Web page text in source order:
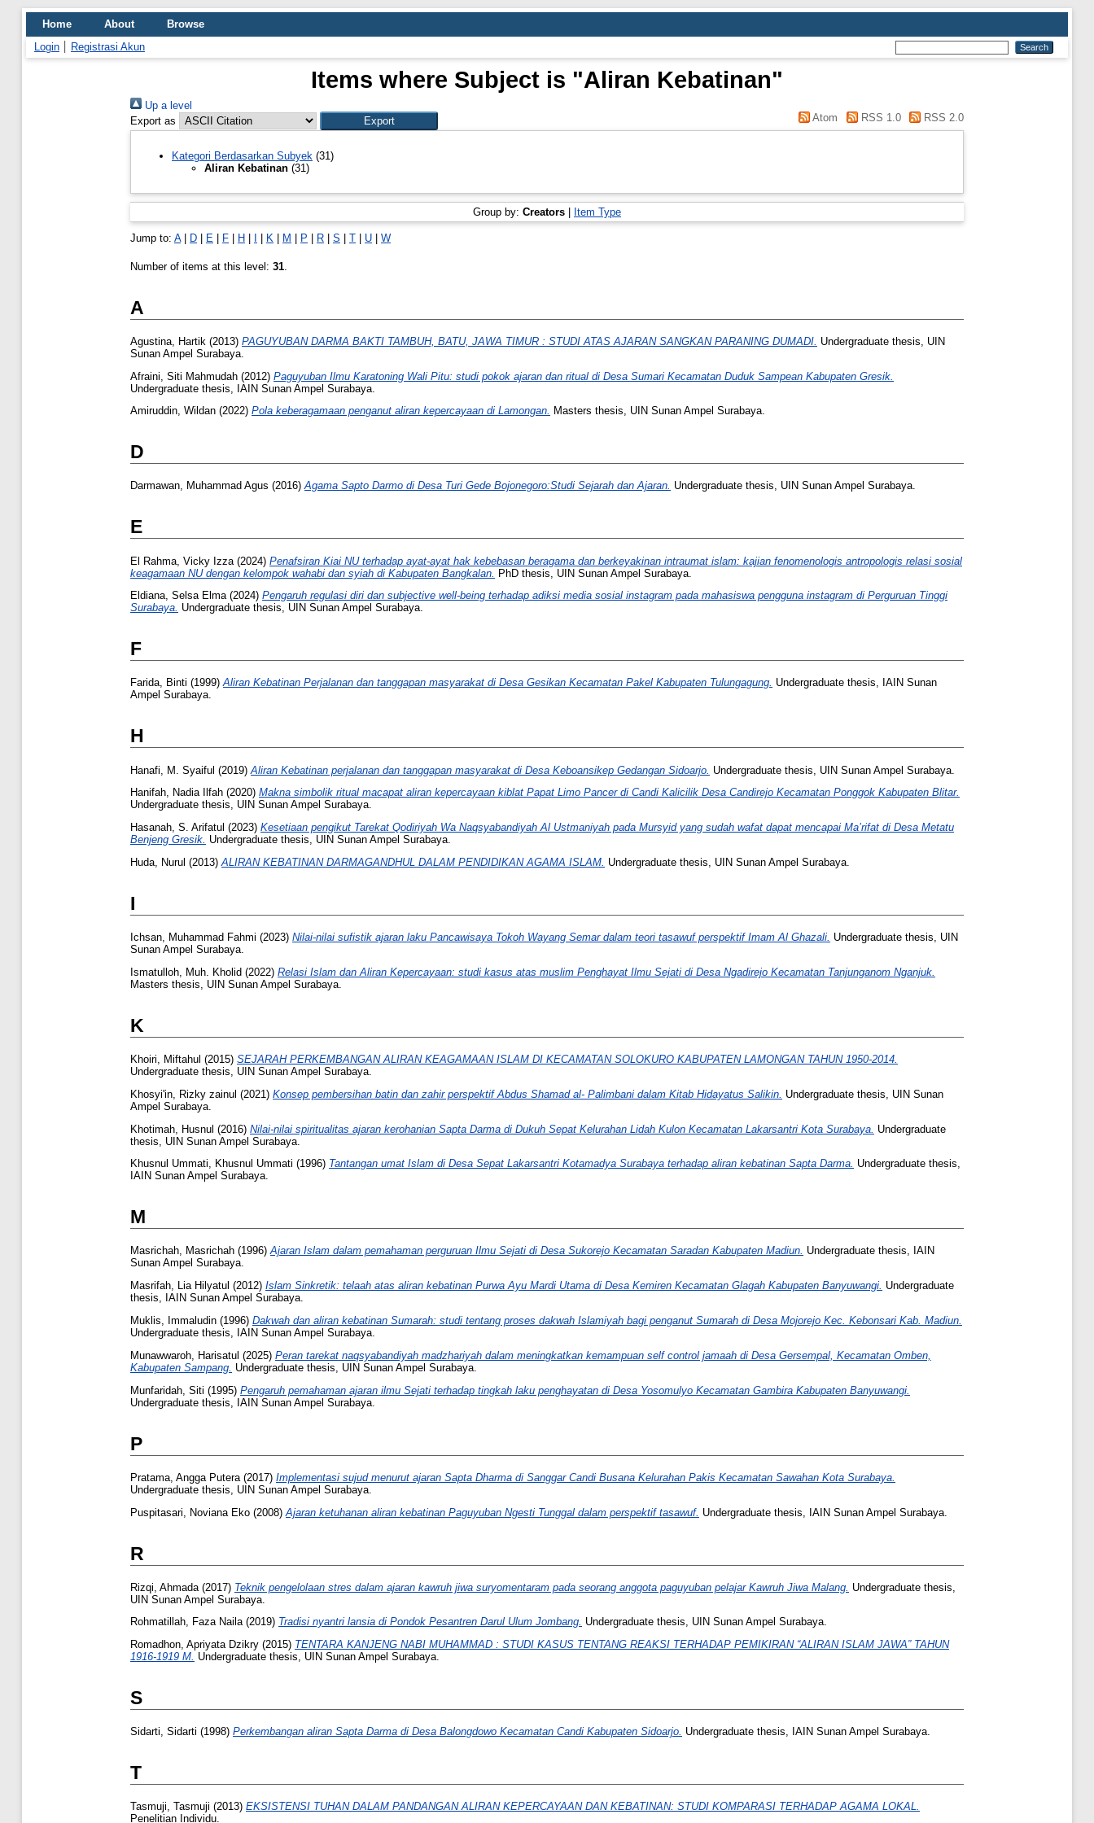
Home About
Browse
Login
Registrasi Akun
Items where Subject is "Aliran Kebatinan"
Up a level
Export as
Atom RSS 1.0 RSS 2.0
Kategori Berdasarkan Subyek (31)
Aliran Kebatinan (31)
Group by: Creators | Item Type
Jump to: A| D | E | F | H | I | K | M | P | R | S | T | U | W
Number of items at this level: 31
A
Agustina, Hartik (2013) PAGUYUBAN DARMA BAKTI TAMBUH, BATU, JAWA TIMUR : STUDI ATAS AJARAN SANGKAN PARANING DUMADI. Undergraduate thesis, UIN
Sunan Ampel Surabaya.
Afraini, Siti Mahmudah (2012) Paguyuban Ilmu Karatoning Wali Pitu: studi pokok ajaran dan ritual di Desa Sumari Kecamatan Duduk Sampean Kabupaten Gresik.
Undergraduate thesis, IAIN Sunan Ampel Surabaya.
Amiruddin, Wildan (2022) Pola keberagamaan penganut aliran kepercayaan di Lamongan. Masters thesis, UIN Sunan Ampel Surabaya.
D
Darmawan, Muhammad Agus (2016)Agama Sapto Darmo di Desa Turi Gede Bojonegoro:Studi Sejarah dan Ajaran. Undergraduate thesis, UIN Sunan Ampel Surabaya.
E
El Rahma, Vicky Izza (2024) Penafsiran Kiai NU terhadap ayat-ayat hak kebebasan beragama dan berkeyakinan intraumat islam: kajian fenomenologis antropologis relasi sosial
keagamaan NU dengan kelompok wahabi dan syiah di Kabupaten Bangkalan. PhD thesis, UIN Sunan Ampel Surabaya.
Eldiana, Selsa Elma(2024) Pengaruh regulasi diri dan subjective well-being terhadap adiksi media sosial instagram pada mahasiswa pengguna instagram di Perguruan Tinggi
Surabaya. Undergraduate thesis, UIN Sunan Ampel Surabaya.
F
Farida, Binti (1999)Aliran Kebatinan Perjalanan dan tanggapan masyarakat di Desa Gesikan Kecamatan Pakel Kabupaten Tulungagung. Undergraduate thesis, IAIN Sunan
Ampel Surabaya.
H
Hanafi, M. Syaiful (2019) Aliran Kebatinan perjalanan dan tanggapan masyarakat di Desa Keboansikep Gedangan Sidoarjo. Undergraduate thesis, UIN Sunan Ampel Surabaya.
Hanifah, Nadia Ilfah (2020) Makna simbolik ritual macapat aliran kepercayaan kiblat Papat Limo Pancer di Candi Kalicilik Desa Candirejo Kecamatan Ponggok Kabupaten Blitar.
Undergraduate thesis, UIN Sunan Ampel Surabaya.
Hasanah, S. Arifatul (2023) Kesetiaan pengikut Tarekat Qodiriyah Wa Naqsyabandiyah Al Ustmaniyah pada Mursyid yang sudah wafat dapat mencapai Ma’rifat di Desa Metatu
Benjeng Gresik. Undergraduate thesis, UIN Sunan Ampel Surabaya.
Huda, Nurul (2013) ALIRAN KEBATINAN DARMAGANDHUL DALAM PENDIDIKAN AGAMA ISLAM. Undergraduate thesis, UIN Sunan Ampel Surabaya.
I
Ichsan, Muhammad Fahmi (2023) Nilai-nilai sufistik ajaran laku Pancawisaya Tokoh Wayang Semar dalam teori tasawuf perspektif Imam Al Ghazali. Undergraduate thesis, UIN
Sunan Ampel Surabaya.
Ismatulloh, Muh. Kholid (2022) Relasi Islam dan Aliran Kepercayaan: studi kasus atas muslim Penghayat Ilmu Sejati di Desa Ngadirejo Kecamatan Tanjunganom Nganjuk.
Masters thesis, UIN Sunan Ampel Surabaya.
K
Khoiri, Miftahul (2015) SEJARAH PERKEMBANGAN ALIRAN KEAGAMAAN ISLAM DI KECAMATAN SOLOKURO KABUPATEN LAMONGAN TAHUN 1950-2014.
Undergraduate thesis, UIN Sunan Ampel Surabaya.
Khosyi'in, Rizky zainul (2021) Konsep pembersihan batin dan zahir perspektif Abdus Shamad al- Palimbani dalam Kitab Hidayatus Salikin. Undergraduate thesis, UIN Sunan
Ampel Surabaya.
Khotimah, Husnul (2016) Nilai-nilai spiritualitas ajaran kerohanian Sapta Darma di Dukuh Sepat Kelurahan Lidah Kulon Kecamatan Lakarsantri Kota Surabaya. Undergraduate
thesis, UIN Sunan Ampel Surabaya.
Khusnul Ummati, Khusnul Ummati (1996) Tantangan umat Islam di Desa Sepat Lakarsantri Kotamadya Surabaya terhadap aliran kebatinan Sapta Darma. Undergraduate thesis,
IAIN Sunan Ampel Surabaya.
M
Masrichah, Masrichah (1996)Ajaran Islam dalam pemahaman perguruan Ilmu Sejati di Desa Sukorejo Kecamatan Saradan Kabupaten Madiun. Undergraduate thesis, IAIN
Sunan Ampel Surabaya.
Masrifah, Lia Hilyatul (2012) Islam Sinkretik: telaah atas aliran kebatinan Purwa Ayu Mardi Utama di Desa Kemiren Kecamatan Glagah Kabupaten Banyuwangi. Undergraduate
thesis, IAIN Sunan Ampel Surabaya.
Muklis, Immaludin (1996) Dakwah dan aliran kebatinan Sumarah: studi tentang proses dakwah Islamiyah bagi penganut Sumarah di Desa Mojorejo Kec. Kebonsari Kab. Madiun.
Undergraduate thesis, IAIN Sunan Ampel Surabaya.
Munawwaroh, Harisatul (2025) Peran tarekat naqsyabandiyah madzhariyah dalam meningkatkan kemampuan self control jamaah di Desa Gersempal, Kecamatan Omben,
Kabupaten Sampang. Undergraduate thesis, UIN Sunan Ampel Surabaya.
Munfaridah, Siti (1995) Pengaruh pemahaman ajaran ilmu Sejati terhadap tingkah laku penghayatan di Desa Yosomulyo Kecamatan Gambira Kabupaten Banyuwangi.
Undergraduate thesis, IAIN Sunan Ampel Surabaya.
P
Pratama, Angga Putera (2017) Implementasi sujud menurut ajaran Sapta Dharma di Sanggar Candi Busana Kelurahan Pakis Kecamatan Sawahan Kota Surabaya.
Undergraduate thesis, UIN Sunan Ampel Surabaya.
Puspitasari, Noviana Eko (2008) Ajaran ketuhanan aliran kebatinan Paguyuban Ngesti Tunggal dalam perspektif tasawuf. Undergraduate thesis, IAIN Sunan Ampel Surabaya.
R
Rizqi, Ahmada (2017) Teknik pengelolaan stres dalam ajaran kawruh jiwa suryomentaram pada seorang anggota paguyuban pelajar Kawruh Jiwa Malang. Undergraduate thesis,
UIN Sunan Ampel Surabaya.
Rohmatillah, Faza Naila(2019) Tradisi nyantri lansia di Pondok Pesantren Darul Ulum Jombang. Undergraduate thesis, UIN Sunan Ampel Surabaya.
Romadhon, Apriyata Dzikry (2015) TENTARA KANJENG NABI MUHAMMAD : STUDI KASUS TENTANG REAKSI TERHADAP PEMIKIRAN “ALIRAN ISLAM JAWA” TAHUN
1916-1919 M. Undergraduate thesis, UIN Sunan Ampel Surabaya.
S
Sidarti, Sidarti (1998) Perkembangan aliran Sapta Darma di Desa Balongdowo Kecamatan Candi Kabupaten Sidoarjo. Undergraduate thesis, IAIN Sunan Ampel Surabaya.
T
Tasmuji, Tasmuji (2013) EKSISTENSI TUHAN DALAM PANDANGAN ALIRAN KEPERCAYAAN DAN KEBATINAN: STUDI KOMPARASI TERHADAP AGAMA LOKAL.
Penelitian Individu.